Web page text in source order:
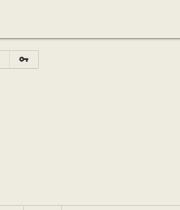
vpn_key